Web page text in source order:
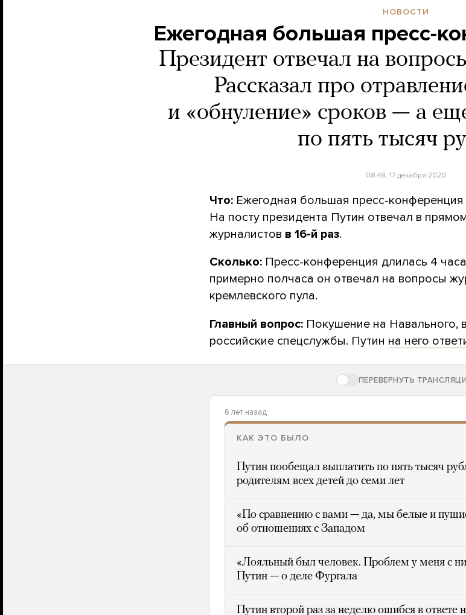
НОВОСТИ
Ежегодная большая пресс-
Президент отвечал на
Рассказал про
и «обнуление» сроков — а
по пять тысяч
08:48, 17 декабря 2020
Что: Ежегодная большая пресс-
На посту президента Путин отвечал в
журналистов в 16-й раз.
Сколько: Пресс-конференция длилась 4
примерно полчаса он отвечал на вопросы
кремлевского пула.
Главный вопрос: Покушение на Навального,
российские спецслужбы. Путин на него
ПЕРЕВЕРНУТЬ
6 лет назад
КАК ЭТО БЫЛО
Путин пообещал выплатить по пять тысяч
родителям всех детей до семи лет
«По сравнению с вами — да, мы белые и
об отношениях с Западом
«Лояльный был человек. Проблем у меня с
Путин — о деле Фургала
Путин второй раз за неделю ошибся в ответе